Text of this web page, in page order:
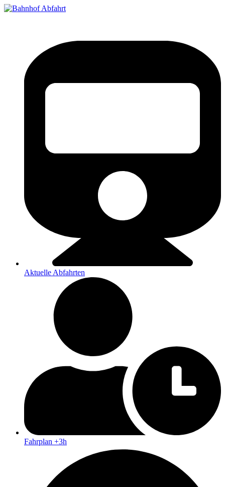
Aktuelle Abfahrten
Fahrplan +3h